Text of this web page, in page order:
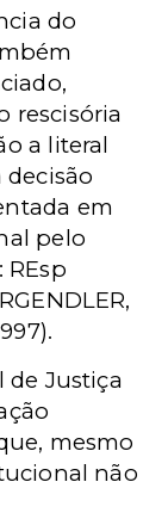
do
rescisória
a literal
decisão
em
pelo
de Justiça
mesmo
não